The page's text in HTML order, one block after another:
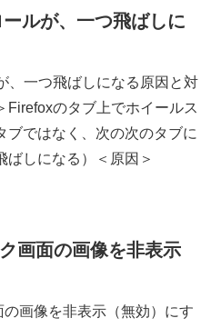
ルが、一つ飛ばしに
、一つ飛ばしになる原因と対
Firefoxのタブ上でホイールス
ブではなく、次の次のタブに
ばしになる）＜原因＞
画面の画像を非表示
画像を非表示（無効）にす